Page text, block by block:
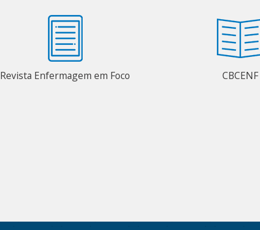
Revista Enfermagem em Foco CBCENF